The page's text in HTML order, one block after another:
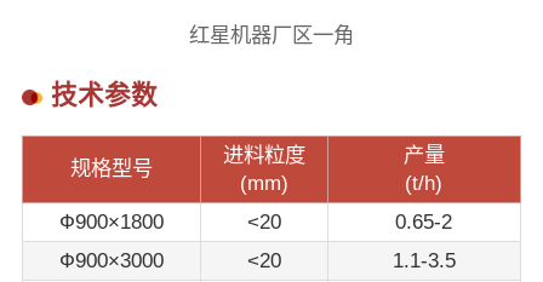
红星机器厂区一角
技术参数
规格型号
进料粒度
(mm)
产量
(t/h)
Ф900×1800
<20
0.65-2
Ф900×3000
<20 1.1-3.5